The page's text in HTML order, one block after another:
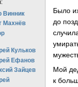
Было
до
Мой
к
Винник
Махнёв
Кульков
Ефанов
Зайцев